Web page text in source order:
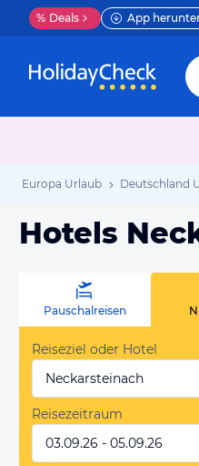
% Deals App
Europa Urlaub Deutschland
Hotels
Pauschalreisen
Reiseziel oder Hotel
Neckarsteinach
Reisezeitraum
03.09.26 - 05.09.26